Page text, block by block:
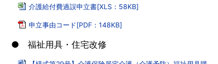
介護給付費過誤申立書[XLS：58KB]
申立事由コード[PDF：148KB]
● 福祉用具・住宅改修